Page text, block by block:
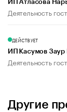
ИП Атласова
Деятельность
ДЕЙСТВУЕТ
ИП Касумов Заур
Деятельность
Другие